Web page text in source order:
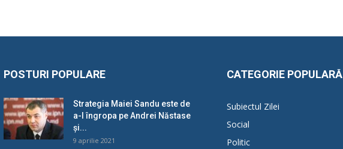
POSTURI POPULARE
Strategia Maiei Sandu este de
a-l îngropa pe Andrei Năstase
și...
9 aprilie 2021
CATEGORIE POPULARĂ
Subiectul Zilei
Social
Politic